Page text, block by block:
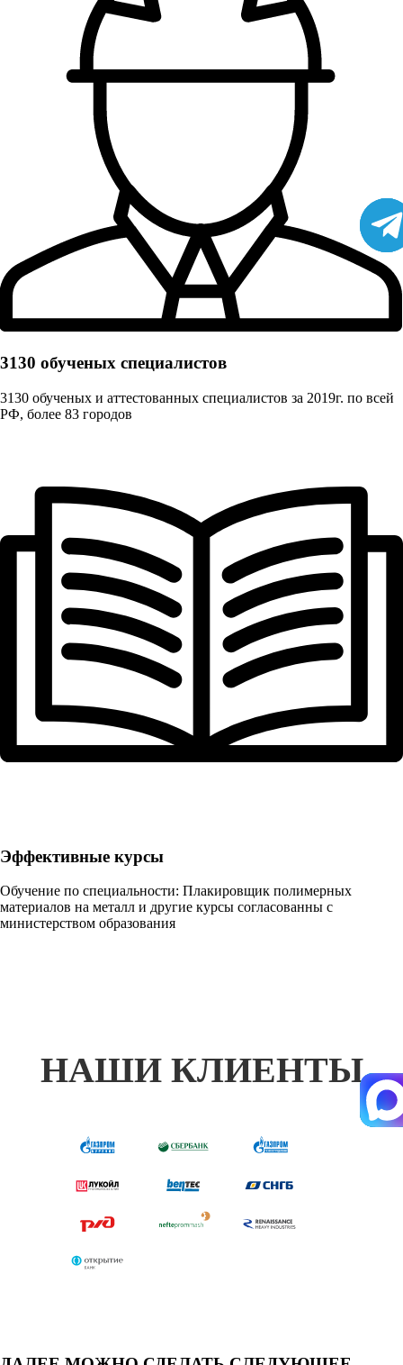
3130 обученых cпециалистов
3130 обученых и аттестованных специалистов за 2019г. по всей
РФ, более 83 городов
Эффективные курсы
Обучение по специальности: Плакировщик полимерных
материалов на металл и другие курсы согласованны с
министерством образования
НАШИ КЛИЕНТЫ